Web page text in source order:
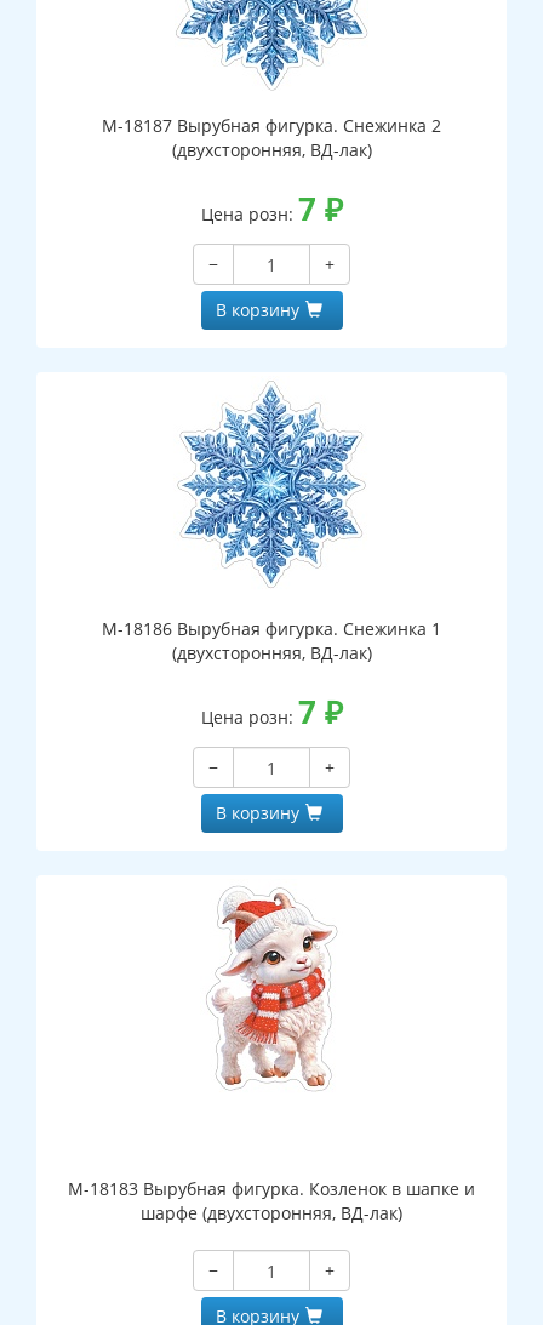
М-18187 Вырубная фигурка. Снежинка 2
(двухсторонняя, ВД-лак)
Цена розн: 7 ₽
−
+
В корзину
М-18186 Вырубная фигурка. Снежинка 1
(двухсторонняя, ВД-лак)
Цена розн: 7 ₽
−
+
В корзину
М-18183 Вырубная фигурка. Козленок в шапке и
шарфе (двухсторонняя, ВД-лак)
−
+
В корзину